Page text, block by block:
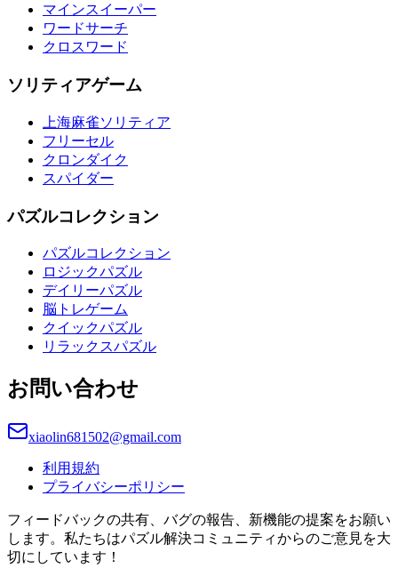
マインスイーパー
ワードサーチ
クロスワード
ソリティアゲーム
上海麻雀ソリティア
フリーセル
クロンダイク
スパイダー
パズルコレクション
パズルコレクション
ロジックパズル
デイリーパズル
脳トレゲーム
クイックパズル
リラックスパズル
お問い合わせ
xiaolin681502@gmail.com
利用規約
プライバシーポリシー
フィードバックの共有、バグの報告、新機能の提案をお願い
します。私たちはパズル解決コミュニティからのご意見を大
切にしています！